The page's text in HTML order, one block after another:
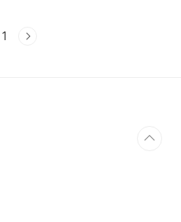
인 미키 17이 임무 중 죽을 위기에
1